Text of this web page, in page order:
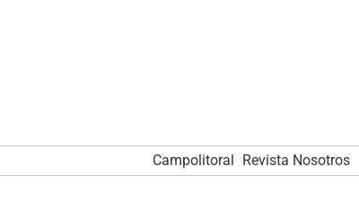
Campolitoral Revista Nosotros